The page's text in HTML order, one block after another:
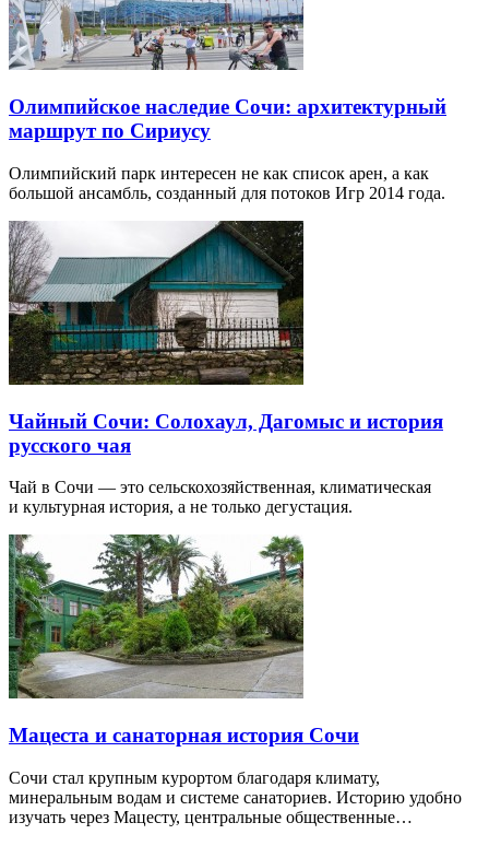
Олимпийское наследие Сочи: архитектурный
маршрут по Сириусу
Олимпийский парк интересен не как список арен, а как
большой ансамбль, созданный для потоков Игр 2014 года.
Чайный Сочи: Солохаул, Дагомыс и история
русского чая
Чай в Сочи — это сельскохозяйственная, климатическая
и культурная история, а не только дегустация.
Мацеста и санаторная история Сочи
Сочи стал крупным курортом благодаря климату,
минеральным водам и системе санаториев. Историю удобно
изучать через Мацесту, центральные общественные…